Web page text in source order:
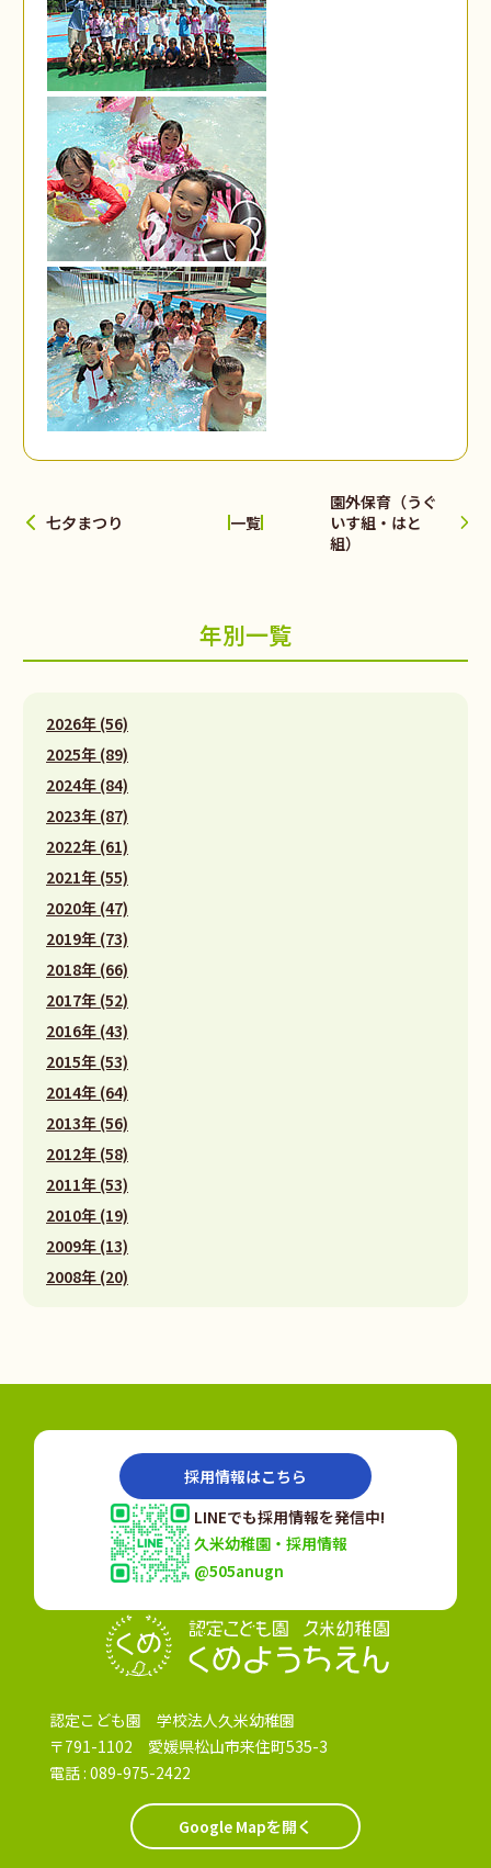
七夕まつり 一覧
園外保育（うぐ
いす組・はと
組）
年別一覧
2026年 (56)
2025年 (89)
2024年 (84)
2023年 (87)
2022年 (61)
2021年 (55)
2020年 (47)
2019年 (73)
2018年 (66)
2017年 (52)
2016年 (43)
2015年 (53)
2014年 (64)
2013年 (56)
2012年 (58)
2011年 (53)
2010年 (19)
2009年 (13)
2008年 (20)
認定こども園 学校法人久米幼稚園
〒791-1102 愛媛県松山市来住町535-3
電話 : 089-975-2422
Google Mapを開く
採用情報はこちら
LINEでも採用情報を発信中!
久米幼稚園・採用情報
@505anugn